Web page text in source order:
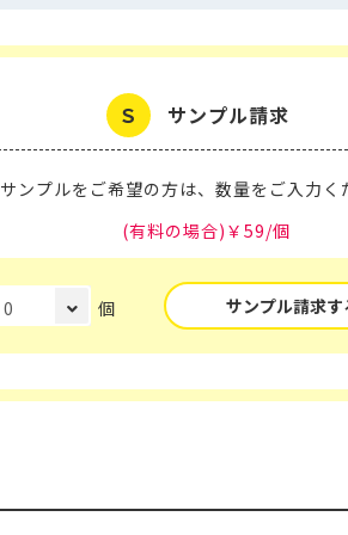
サンプル請求
サンプルをご希望の方は、 数量をご入力く
(有料の場合)￥59/個
個 サンプル請求す